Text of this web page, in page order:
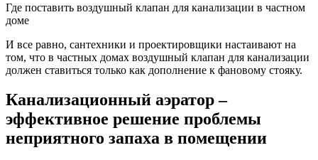
Где поставить воздушный клапан для канализации в частном
доме
И все равно, сантехники и проектировщики настаивают на
том, что в частных домах воздушный клапан для канализации
должен ставиться только как дополнение к фановому стояку.
Канализационный аэратор –
эффективное решение проблемы
неприятного запаха в помещении